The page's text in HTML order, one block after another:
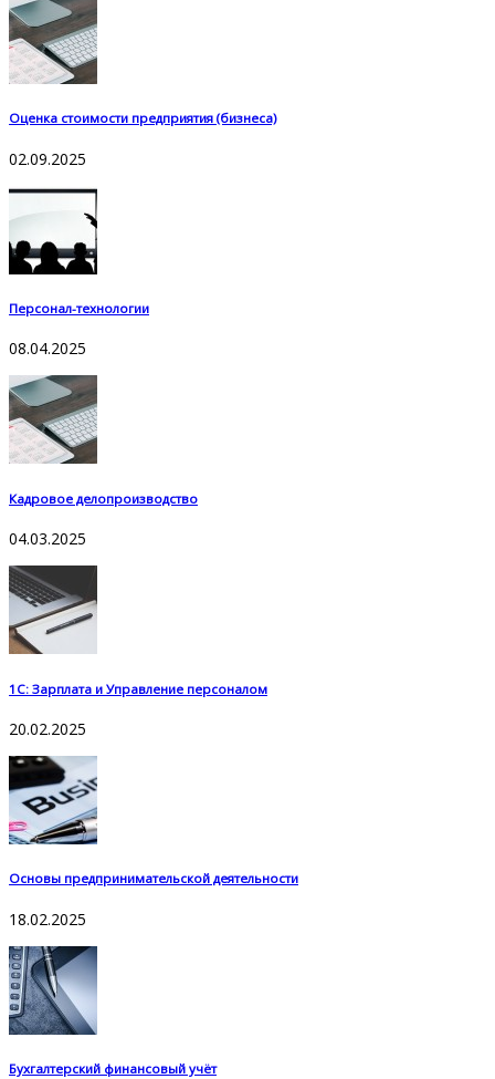
Оценка стоимости предприятия (бизнеса)
02.09.2025
Персонал-технологии
08.04.2025
Кадровое делопроизводство
04.03.2025
1С: Зарплата и Управление персоналом
20.02.2025
Основы предпринимательской деятельности
18.02.2025
Бухгалтерский финансовый учёт